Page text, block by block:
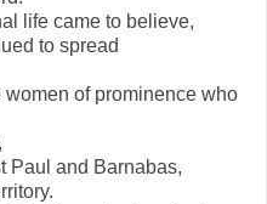
life came to believe,
to spread
of prominence who
Paul and Barnabas,